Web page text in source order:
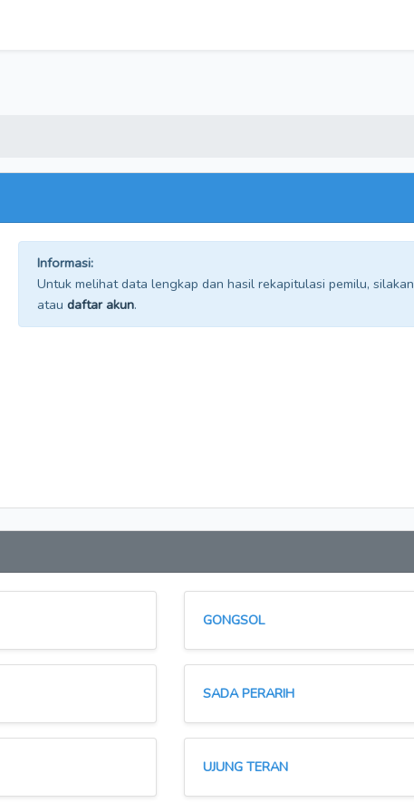
Informasi:
Untuk melihat data lengkap dan hasil rekapitulasi pemilu, silakan
atau daftar akun.
GONGSOL
SADA PERARIH
UJUNG TERAN